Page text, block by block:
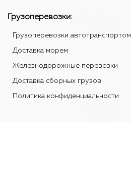
Грузоперевозки:
Грузоперевозки автотранспортом
Доставка морем
Железнодорожные перевозки
Доставка сборных грузов
Политика конфиденциальности